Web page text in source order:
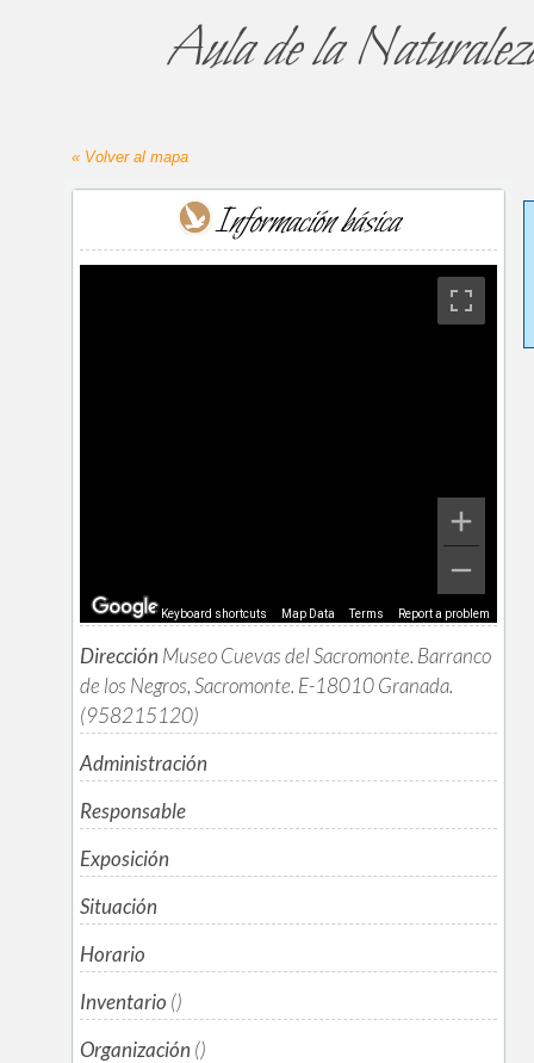
Aula de la
« Volver al mapa
Información básica
Keyboard shortcuts Map Data Terms Report a problem
Dirección Museo Cuevas del Sacromonte. Barranco
de los Negros, Sacromonte. E-18010 Granada.
(958215120)
Administración
Responsable
Exposición
Situación
Horario
Inventario ()
Organización ()